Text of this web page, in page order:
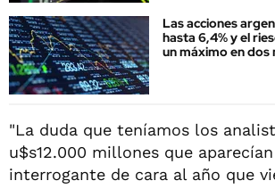
Las acciones
hasta 6,4% y el
un máximo en dos
"La duda que teníamos los
u$s12.000 millones que
interrogante de cara al año que